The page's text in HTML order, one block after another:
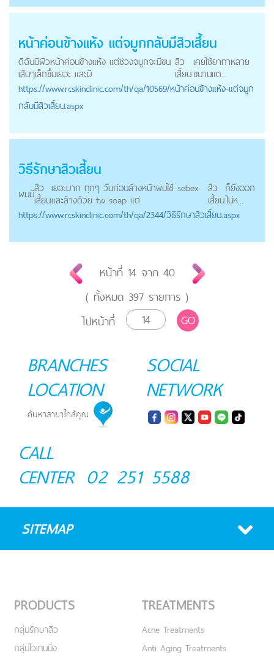
หน้าค่อนข้างแห้ง แต่จมูกกลับมีสิวเสี้ยน
ดิฉันมีผิวหน้าค่อนข้างแห้ง แต่ช่วงจมูกจะมีขน
เส้นๆเล็กขึ้นเยอะ และมี
สิว
เสี้ยน
เคยใช้ยาทาหลาย
ขนานแต...
https://www.rcskinclinic.com/th/qa/10569/หน้าค่อนข้างแห้ง-แต่จมูก
กลับมีสิวเสี้ยน.aspx
วิธีรักษาสิวเสี้ยน
ผมมีสิว
เสี้ยน
เยอะมาก ทุกๆ วันก่อนล้างหน้าผมใช้ sebex
และล้างด้วย tw soap แต่
สิว
เสี้ยน
ก็ยังออก
ไม่ห...
https://www.rcskinclinic.com/th/qa/2344/วิธีรักษาสิวเสี้ยน.aspx
หน้าที่ 14จาก 40
( ทั้งหมด 397 รายการ )
ไปหน้าที่
GO
BRANCHES
LOCATION
SOCIAL
NETWORK
CALL
CENTER 02 251 5588
SITEMAP
PRODUCTS
กลุ่มรักษาสิว
กลุ่มไวเทนนิ่ง
TREATMENTS
Acne Treatments
Anti Aging Treatments